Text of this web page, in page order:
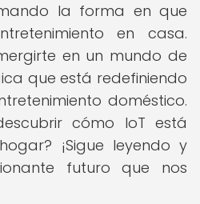
la forma en que
en casa.
en un mundo de
que está redefiniendo
doméstico.
cómo IoT está
¡Sigue leyendo y
futuro que nos